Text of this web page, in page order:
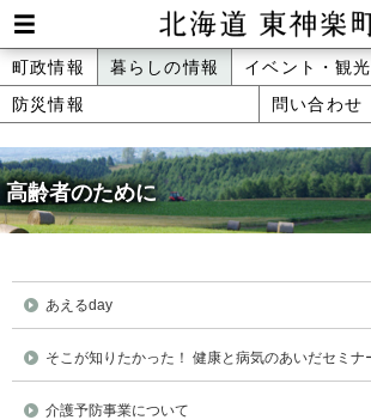
本
文
へ
メ
ニ
ュ
ー
Men
u
北海道 東神楽町
メ
ニ
ュ
ー
町政情報 暮らしの情報 イベント・観光
防災情報
問い合わせ
高齢者のために
あえるday
そこが知りたかった！ 健康と病気のあいだセミナ
介護予防事業について